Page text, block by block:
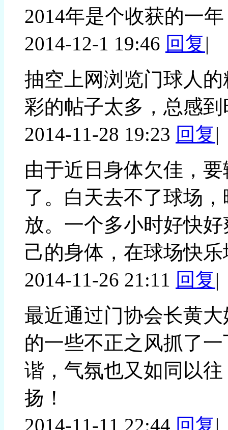
2014年是个收获的一
2014-12-1 19:46 回复|
抽空上网浏览门球人
彩的帖子太多，总感
2014-11-28 19:23 回复|
由于近日身体欠佳，
了。白天去不了球场
放。一个多小时好快
己的身体，在球场快
2014-11-26 21:11 回复|
最近通过门协会长黄
的一些不正之风抓了
谐，气氛也又如同以
扬！
2014-11-11 22:44 回复|